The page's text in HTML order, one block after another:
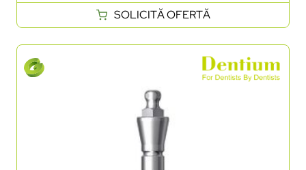
SOLICITĂ OFERTĂ